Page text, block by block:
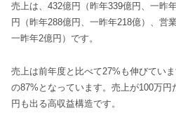
売上は、432億円（昨年339億円、一昨
円（昨年288億円、一昨年218億）、営
一昨年2億円）です。
売上は前年度と比べて27%も伸びてい
の87%となっています。売上が100万
円も出る高収益構造です。